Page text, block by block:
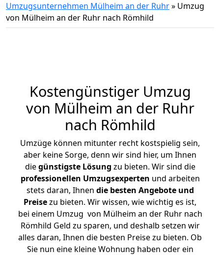
Umzugsunternehmen Mülheim an der Ruhr» Umzug
von Mülheim an der Ruhr nach Römhild
Kostengünstiger Umzug
von Mülheim an der Ruhr
nach Römhild
Umzüge können mitunter recht kostspielig sein,
aber keine Sorge, denn wir sind hier, um Ihnen
diegünstigste Lösung zu bieten. Wir sind die
professionellen Umzugsexperten und arbeiten
stets daran, Ihnen die besten Angebote und
Preisezu bieten. Wir wissen, wie wichtig es ist,
bei einem Umzug von Mülheim an der Ruhr nach
Römhild Geld zu sparen, und deshalb setzen wir
alles daran, Ihnen die besten Preise zu bieten. Ob
Sie nun eine kleine Wohnung haben oder ein